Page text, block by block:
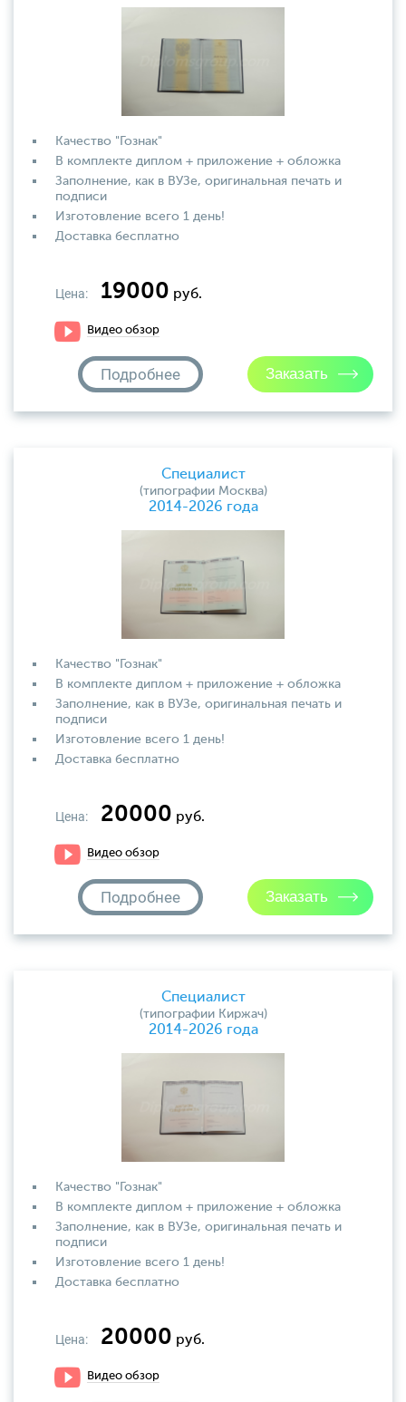
Качество "Гознак"
В комплекте диплом + приложение + обложка
Заполнение, как в ВУЗе, оригинальная печать и
подписи
Изготовление всего 1 день!
Доставка бесплатно
Цена: 19000 руб.
Видео обзор
Подробнее
Специалист
(типографии Москва)
2014-2026 года
Качество "Гознак"
В комплекте диплом + приложение + обложка
Заполнение, как в ВУЗе, оригинальная печать и
подписи
Изготовление всего 1 день!
Доставка бесплатно
Цена: 20000 руб.
Видео обзор
Подробнее
Специалист
(типографии Киржач)
2014-2026 года
Качество "Гознак"
В комплекте диплом + приложение + обложка
Заполнение, как в ВУЗе, оригинальная печать и
подписи
Изготовление всего 1 день!
Доставка бесплатно
Цена: 20000 руб.
Видео обзор